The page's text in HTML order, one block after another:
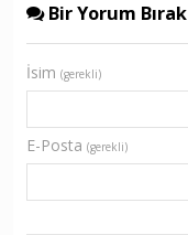
Bir Yorum Bırak
İsim (gerekli)
E-Posta (gerekli)